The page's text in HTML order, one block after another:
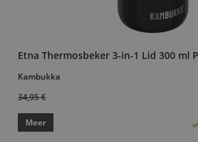
Etna Thermosbeker 3-in-1 Lid 300 ml
Kambukka
34,95 €
Meer